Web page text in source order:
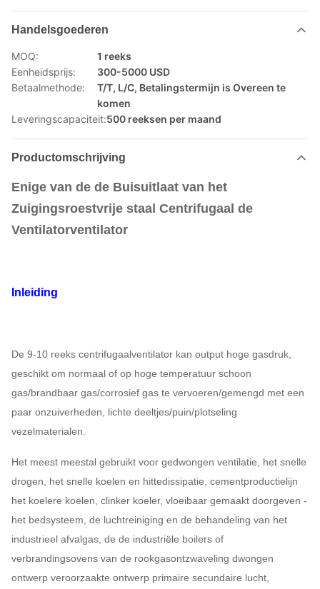
Handelsgoederen
MOQ:
1 reeks
Eenheidsprijs:
300-5000 USD
Betaalmethode:
T/T, L/C, Betalingstermijn is Overeen te
komen
Leveringscapaciteit:500 reeksen per maand
Productomschrijving
Enige van de de Buisuitlaat van het
Zuigingsroestvrije staal Centrifugaal de
Ventilatorventilator
Inleiding
De 9-10 reeks centrifugaalventilator kan output hoge gasdruk,
geschikt om normaal of op hoge temperatuur schoon
gas/brandbaar gas/corrosief gas te vervoeren/gemengd met een
paar onzuiverheden, lichte deeltjes/puin/plotseling
vezelmaterialen.
Het meest meestal gebruikt voor gedwongen ventilatie, het snelle
drogen, het snelle koelen en hittedissipatie, cementproductielijn
het koelere koelen, clinker koeler, vloeibaar gemaakt doorgeven -
het bedsysteem, de luchtreiniging en de behandeling van het
industrieel afvalgas, de de industriële boilers of
verbrandingsovens van de rookgasontzwaveling dwongen
ontwerp veroorzaakte ontwerp primaire secundaire lucht,